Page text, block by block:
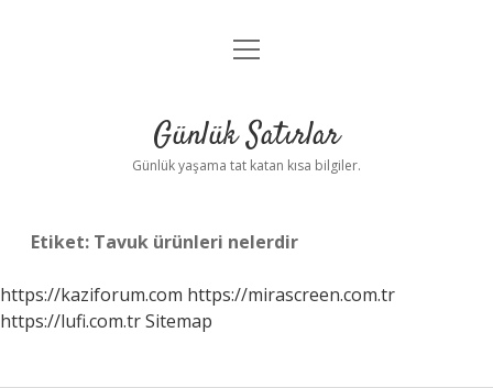
Anasayfa
Yasal Uyarı
menüyü
Günlük Satırlar
Günlük yaşama tat katan kısa bilgiler.
Etiket: Tavuk ürünleri nelerdir
https://kaziforum.com https://mirascreen.com.tr
https://lufi.com.trSitemap